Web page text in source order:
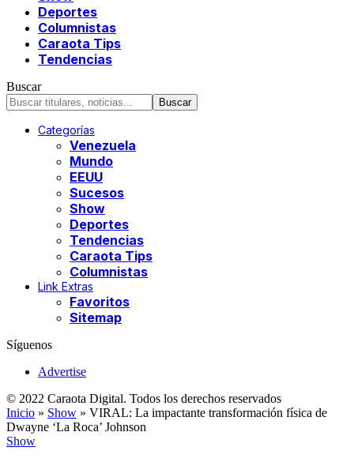
Deportes
Columnistas
Caraota Tips
Tendencias
Buscar
Categorías
Venezuela
Mundo
EEUU
Sucesos
Show
Deportes
Tendencias
Caraota Tips
Columnistas
Link Extras
Favoritos
Sitemap
Síguenos
Advertise
© 2022 Caraota Digital. Todos los derechos reservados
Inicio » Show » VIRAL: La impactante transformación física de
Dwayne ‘La Roca’ Johnson
Show